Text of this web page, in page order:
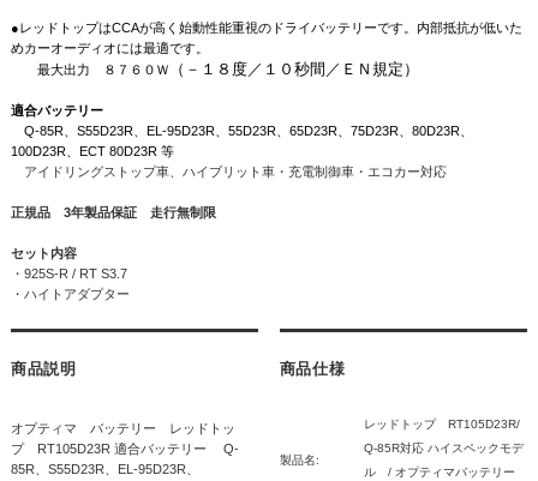
●レッドトップはCCAが高く始動性能重視のドライバッテリーです。内部抵抗が低いた
めカーオーディオには最適です。
最大出力 ８７６０Ｗ
（－１８度／１０秒間／ＥＮ規定）
適合バッテリー
Q-85R、S55D23R、EL-95D23R、55D23R、65D23R、75D23R、80D23R、
100D23R、ECT 80D23R 等
アイドリングストップ車、ハイブリット車・充電制御車・エコカー対応
正規品 3年製品保証 走行無制限
セット内容
・925S-R / RT S3.7
・ハイトアダプター
商品説明
オプティマ バッテリー レッドトッ
プ RT105D23R 適合バッテリー Q-
85R、S55D23R、EL-95D23R、
商品仕様
製品名:
レッドトップ RT105D23R/
Q-85R対応 ハイスペックモデ
ル / オプティマバッテリー